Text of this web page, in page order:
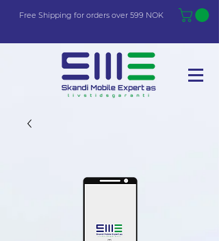
Free Shipping for orders over 599 NOK